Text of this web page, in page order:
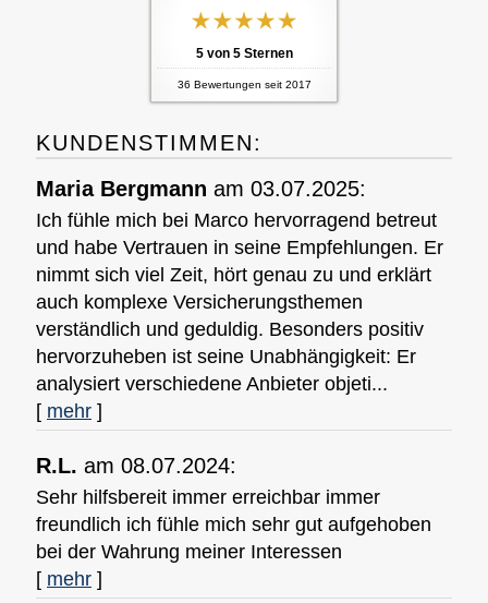
5von 5Sternen
36 Bewertungen seit 2017
KUNDENSTIMMEN:
Maria Bergmann am 03.07.2025:
Ich fühle mich bei Marco hervorragend betreut
und habe Vertrauen in seine Empfehlungen. Er
nimmt sich viel Zeit, hört genau zu und erklärt
auch komplexe Versicherungsthemen
verständlich und geduldig. Besonders positiv
hervorzuheben ist seine Unabhängigkeit: Er
analysiert verschiedene Anbieter objeti...
[ mehr ]
R.L. am 08.07.2024:
Sehr hilfsbereit immer erreichbar immer
freundlich ich fühle mich sehr gut aufgehoben
bei der Wahrung meiner Interessen
[ mehr ]